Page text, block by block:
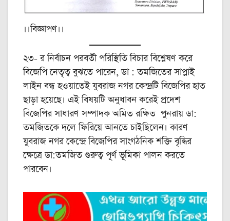
।।বিজ্ঞাপণ।।
২৩- র নির্বাচন পরবর্তী পরিস্থিতি বিচার বিশ্লেষণ করে
বিজেপি নেতৃত্ব বুঝতে পারেন, ডা : তমজিতের সাপ্লাই
লাইন বন্ধ হওয়াতেই যুবরাজ নগর কেন্দ্রটি বিজেপির হাত
ছাড়া হয়েছে। এই বিষয়টি অনুধাবন করেই প্রদেশ
বিজেপির সাধারণ সম্পাদক অমিত রক্ষিত পুনরায় ডা:
তমজিতকে দলে ফিরিয়ে আনতে চাইছিলেন। কারণ
যুবরাজ নগর কেন্দ্রে বিজেপির সাংগঠনিক শক্তি বৃদ্ধির
ক্ষেত্রে ডা:তমজিত গুরুত্ব পূর্ণ ভূমিকা পালন করতে
পারবেন।